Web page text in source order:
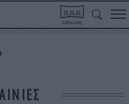
Αίθουσες